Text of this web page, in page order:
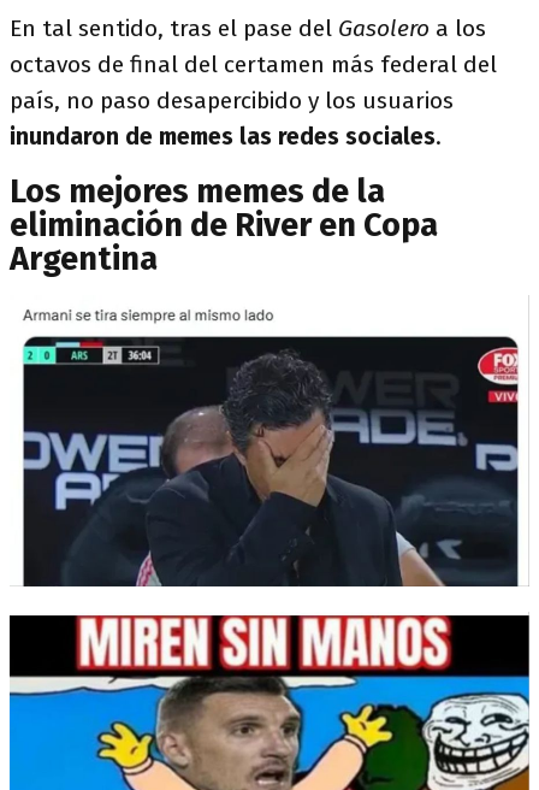
En tal sentido, tras el pase del Gasolero a los
octavos de final del certamen más federal del
país, no paso desapercibido y los usuarios
inundaron de memes las redes sociales.
Los mejores memes de la
eliminación de River en Copa
Argentina